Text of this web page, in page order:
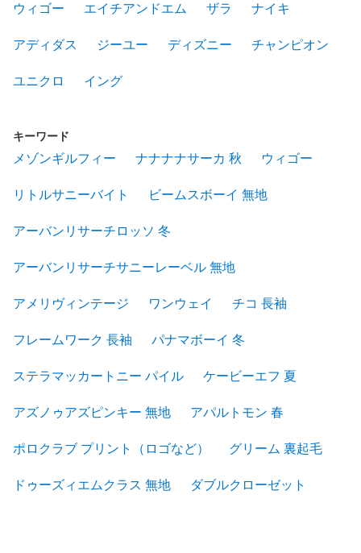
ウィゴー エイチアンドエム ザラ ナイキ
アディダス ジーユー ディズニー チャンピオン
ユニクロ イング
キーワード
メゾンギルフィー ナナナナサーカ 秋 ウィゴー
リトルサニーバイト ビームスボーイ 無地
アーバンリサーチロッソ 冬
アーバンリサーチサニーレーベル 無地
アメリヴィンテージ ワンウェイ チコ 長袖
フレームワーク 長袖 パナマボーイ 冬
ステラマッカートニー パイル ケービーエフ 夏
アズノゥアズピンキー 無地 アパルトモン 春
ポロクラブ プリント（ロゴなど） グリーム 裏起毛
ドゥーズィエムクラス 無地 ダブルクローゼット